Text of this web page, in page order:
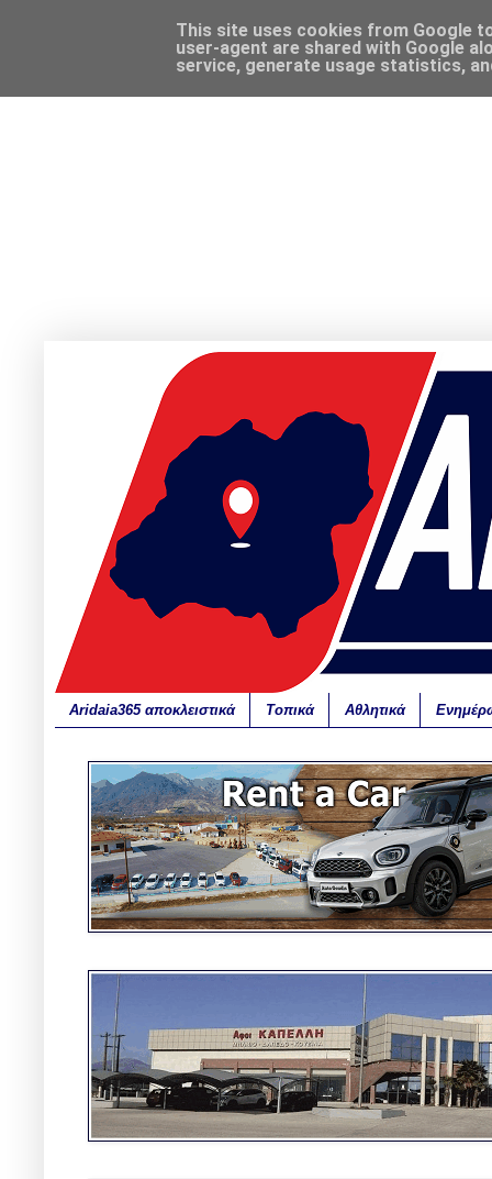
Aridaia365 αποκλειστικά Τοπικά Αθλητικά
This site uses cookies from Google
user-agent are shared with Google
service, generate usage statistics,